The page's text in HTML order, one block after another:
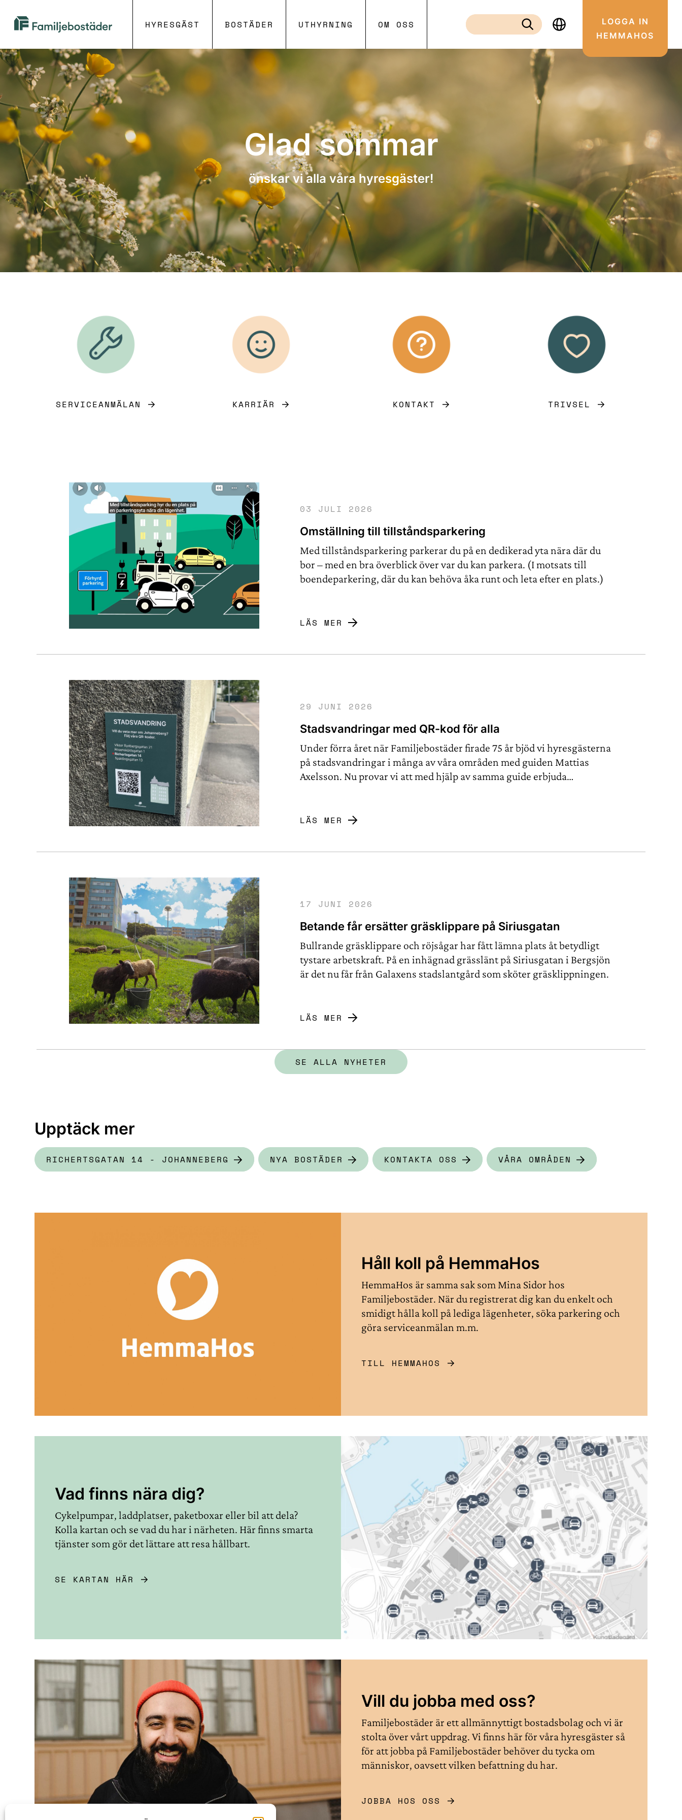
Familjebostäder
Göteborg
HYRESGÄST BOSTÄDER UTHYRNING OM OSS
Sök: Sök
LOGGA IN
HEMMAHOS
Glad sommar
önskar vi alla våra hyresgäster!
SERVICEANMÄLAN KARRIÄR KONTAKT TRIVSEL
03 JULI 2026
Omställning till tillståndsparkering
Med tillståndsparkering parkerar du på en dedikerad yta nära där du
bor – med en bra överblick över var du kan parkera. (I motsats till
boendeparkering, där du kan behöva åka runt och leta efter en plats.)
LÄS MER
29 JUNI 2026
Stadsvandringar med QR-kod för alla
Under förra året när Familjebostäder firade 75 år bjöd vi hyresgästerna
på stadsvandringar i många av våra områden med guiden Mattias
Axelsson. Nu provar vi att med hjälp av samma guide erbjuda
LÄS MER
17 JUNI 2026
Betande får ersätter gräsklippare på Siriusgatan
Bullrande gräsklippare och röjsågar har fått lämna plats åt betydligt
tystare arbetskraft. På en inhägnad grässlänt på Siriusgatan i Bergsjön
är det nu får från Galaxens stadslantgård som sköter gräsklippningen.
LÄS MER
SE ALLA NYHETER
Upptäck mer
RICHERTSGATAN 14 - JOHANNEBERG NYA BOSTÄDER KONTAKTA OSS VÅRA OMRÅDEN
Håll koll på HemmaHos
HemmaHos är samma sak som Mina Sidor hos
Familjebostäder. När du registrerat dig kan du enkelt och
smidigt hålla koll på lediga lägenheter, söka parkering och
göra serviceanmälan m.m.
TILL HEMMAHOS
Vad finns nära dig?
Cykelpumpar, laddplatser, paketboxar eller bil att dela?
Kolla kartan och se vad du har i närheten. Här finns smarta
tjänster som gör det lättare att resa hållbart.
SE KARTAN HÄR
Vill du jobba med oss?
Familjebostäder är ett allmännyttigt bostadsbolag och vi är
stolta över vårt uppdrag. Vi finns här för våra hyresgäster så
för att jobba på Familjebostäder behöver du tycka om
människor, oavsett vilken befattning du har.
JOBBA HOS OSS